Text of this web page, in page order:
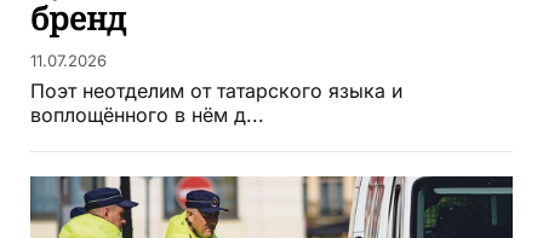
бренд
11.07.2026
Поэт неотделим от татарского языка и
воплощённого в нём д...